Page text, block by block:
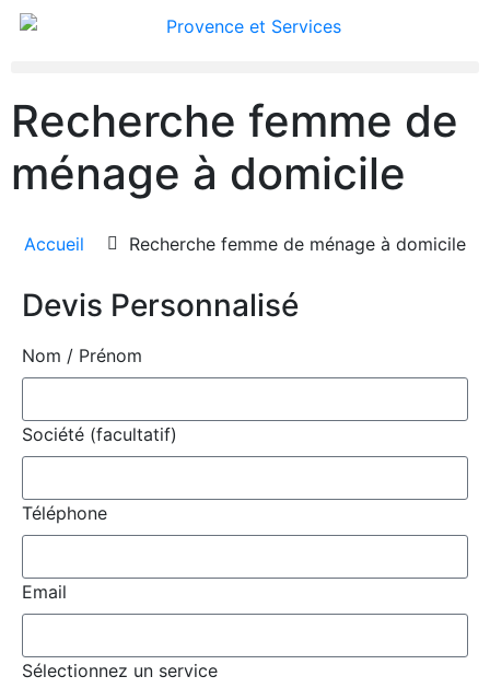
Recherche femme de
ménage à domicile
Accueil Recherche femme de ménage à domicile
Devis Personnalisé
Nom / Prénom
Société (facultatif)
Téléphone
Email
Sélectionnez un service